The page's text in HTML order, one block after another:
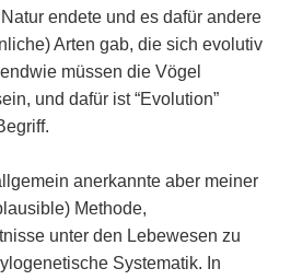
endete und es dafür andere
Arten gab, die sich evolutiv
müssen die Vögel
und dafür ist “Evolution”
anerkannte aber meiner
Methode,
unter den Lebewesen zu
Systematik. In